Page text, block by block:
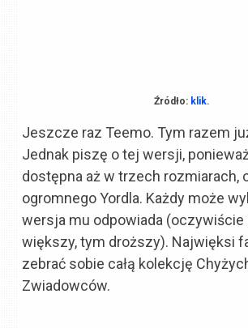
Źródło: klik.
Jeszcze raz Teemo. Tym razem
Jednak piszę o tej wersji,
dostępna aż w trzech rozmiarach,
ogromnego Yordla. Każdy może
wersja mu odpowiada (oczywiście
większy, tym droższy). Najwięksi
zebrać sobie całą kolekcję
Zwiadowców.